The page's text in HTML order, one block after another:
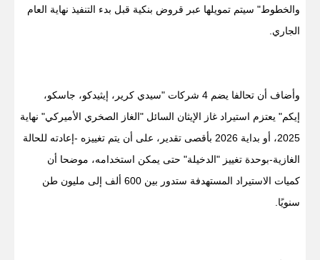
والخطوط" سيتم تمويلها عبر قروض بنكية قبل بدء التنفيذ نهاية العام
الجاري.
وأضاف أن تحالفا يضم 4 شركات "سيدي كرير، إيثيدكو، جاسكو،
إيكم" يعتزم استيراد غاز الإيثان السائل "الغاز الصخري الأميركي" نهاية
2025، أو بداية 2026 بأقصى تقدير، على أن يتم تغييزه -إعادته للحالة
الغازية-بوحدة تغييز "الدخيلة" حتى يمكن استخدامه، موضحا أن
كميات الاستيراد المستهدفة ستدور بين 600 ألف إلى مليون طن
سنويًا.